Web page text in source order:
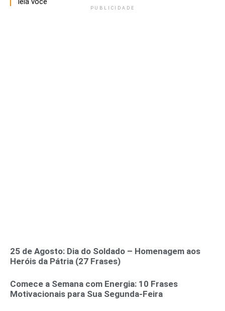
PUBLICIDADE
25 de Agosto: Dia do Soldado – Homenagem aos
Heróis da Pátria (27 Frases)
Comece a Semana com Energia: 10 Frases
Motivacionais para Sua Segunda-Feira